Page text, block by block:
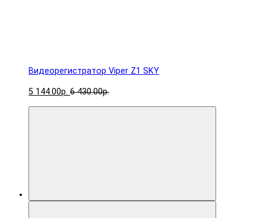
Видеорегистратор Viper Z1 SKY
5 144.00р. 6 430.00р.